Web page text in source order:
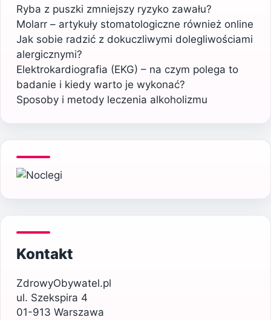
Ryba z puszki zmniejszy ryzyko zawału?
Molarr – artykuły stomatologiczne również online
Jak sobie radzić z dokuczliwymi dolegliwościami
alergicznymi?
Elektrokardiografia (EKG) – na czym polega to
badanie i kiedy warto je wykonać?
Sposoby i metody leczenia alkoholizmu
Kontakt
ZdrowyObywatel.pl
ul. Szekspira 4
01-913 Warszawa